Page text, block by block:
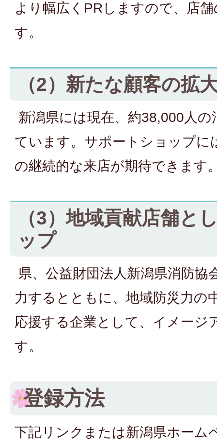
より幅広くPRしますので、店
す。
（2）新たな顧客の拡
新潟県には現在、約38,000人
ています。サポートショップに
の継続的な来店が期待できます
（3）地域貢献店舗と
ップ
県、公益財団法人新潟県消防協
力するとともに、地域防災力の
応援する企業として、イメージ
す。
登録方法
下記リンクまたは新潟県ホーム